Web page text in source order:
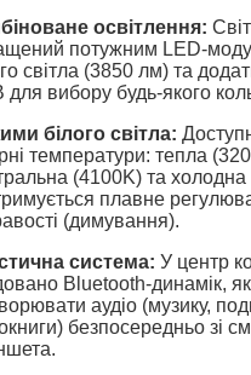
освітлення:
потужним LED-
світла (3850 лм) та
для вибору будь-якого
білого світла:
температури: тепла
(4100K) та холодна
плавне
(димування).
система: У центр
Bluetooth-динамік,
аудіо (музику,
безпосередньо зі